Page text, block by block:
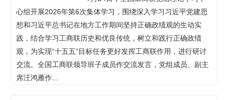
心组开展2026年第6次集体学习，围绕深入学习习近平党建思
想和习近平总书记在地方工作期间坚持正确政绩观的生动实
践，结合学习工商联历史和优良传统，树立和践行正确政绩
观，为实现“十五五”目标任务更好发挥工商联作用，进行研讨
交流。全国工商联领导班子成员作交流发言，党组成员、副主
席汪鸿雁作...